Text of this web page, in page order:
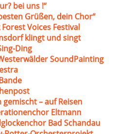
bei uns !“
Grüßen, dein Chor“
Forest Voices Festival
klingt und singt
Ding
SoundPainting
gemischt – auf Reisen
Eltmann
Bad Schandau